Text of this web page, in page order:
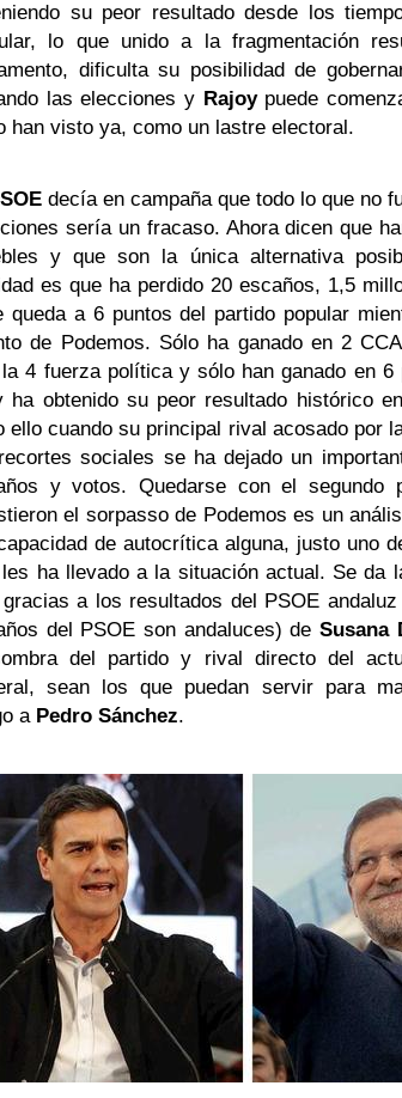
su peor resultado desde los
lo que unido a la fragmentación
dificulta su posibilidad de
las elecciones y Rajoypuede
han visto ya, como un lastre electoral.
decía en campaña que todo lo que no
sería un fracaso. Ahora dicen que
y que son la única alternativa
es que ha perdido 20 escaños, 1,5
queda a 6 puntos del partido popular
de Podemos. Sólo ha ganado en 2
4 fuerza política y sólo han ganado en 6
ha obtenido su peor resultado histórico
ello cuando su principal rival acosado por
sociales se ha dejado un
y votos. Quedarse con el segundo
el sorpasso de Podemos es un
de autocrítica alguna, justo uno
ha llevado a la situación actual. Se da
a los resultados del PSOE
del PSOE son andaluces) de Susana
del partido y rival directo del
sean los que puedan servir para
a Pedro Sánchez.